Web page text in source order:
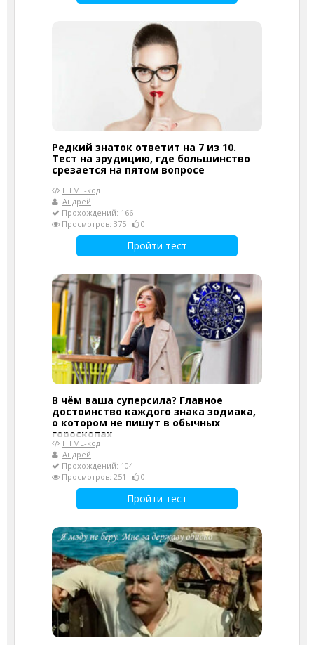
Редкий знаток ответит на 7 из 10.
Тест на эрудицию, где большинство
срезается на пятом вопросе
HTML-код
Андрей
Прохождений: 166
Просмотров: 375
0
Пройти тест
В чём ваша суперсила? Главное
достоинство каждого знака зодиака,
о котором не пишут в обычных
гороскопах
HTML-код
Андрей
Прохождений: 104
Просмотров: 251
0
Пройти тест